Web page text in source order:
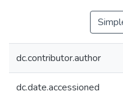
dc.contributor.author
dc.date.accessioned